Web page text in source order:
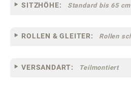
SITZHÖHE: Standard bis 65 cm
ROLLEN & GLEITER:
VERSANDART: Teilmontiert